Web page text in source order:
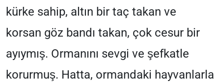
kürke sahip, altın bir taç takan ve
korsan göz bandı takan, çok cesur bir
ayıymış. Ormanını sevgi ve şefkatle
korurmuş. Hatta, ormandaki hayvanlarla